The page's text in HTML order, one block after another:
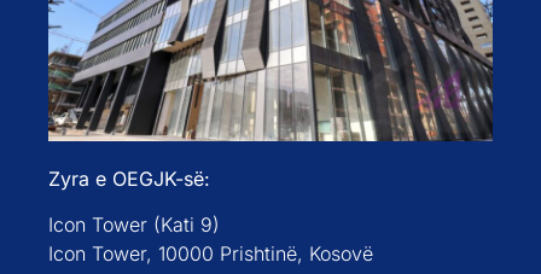
Zyra e OEGJK-së:
Icon Tower (Kati 9)
Icon Tower, 10000 Prishtinë, Kosovë